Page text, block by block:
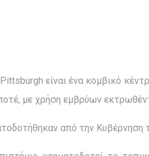
είναι ένα κομβικό
με χρήση εμβρύων
από την